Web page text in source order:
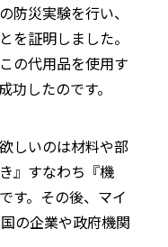
防災実験を行い、
を証明しました。
の代用品を使用す
功したのです。
しいのは材料や部
』すなわち『機
す。その後、マイ
の企業や政府機関